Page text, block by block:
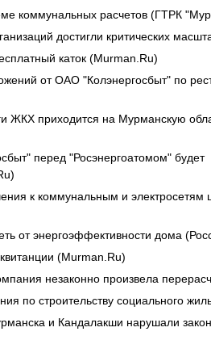
коммунальных расчетов (ГТРК
достигли критических
каток (Murman.Ru)
от ОАО "Колэнергосбыт" по
ЖКХ приходится на Мурманскую
перед "Росэнергоатомом" будет
к коммунальным и электросетям
от энергоэффективности дома
(Murman.Ru)
незаконно произвела
по строительству социального
и Кандалакши нарушали